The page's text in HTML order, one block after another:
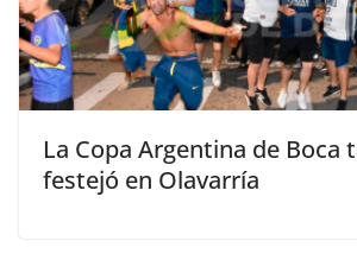
La Copa Argentina de Boca
festejó en Olavarría